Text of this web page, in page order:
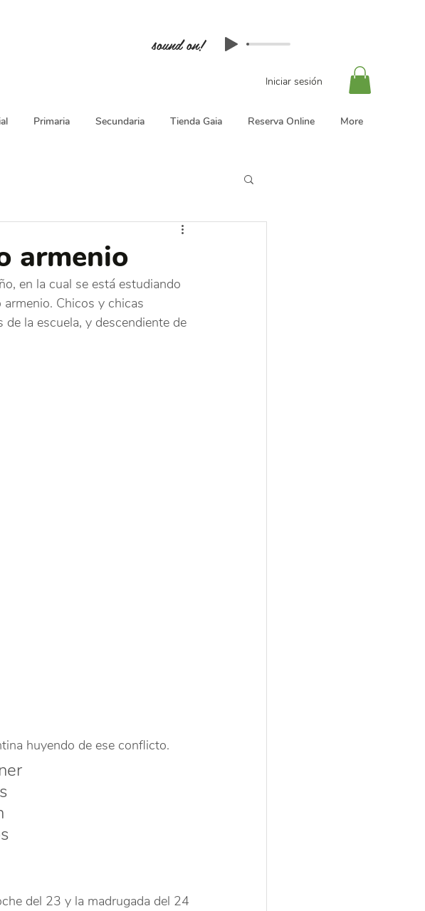
sound on!
Iniciar sesión
Primaria Secundaria Tienda Gaia Reserva Online More
armenio
en la cual se está estudiando
Chicos y chicas
la escuela, y descendiente de
huyendo de ese conflicto.
del 23 y la madrugada del 24